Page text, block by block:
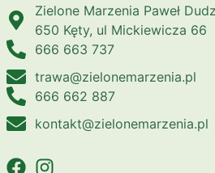
Zielone Marzenia Paweł
650 Kęty, ul Mickiewicza 66
666 663 737
trawa@zielonemarzenia.pl
666 662 887
kontakt@zielonemarzenia.pl